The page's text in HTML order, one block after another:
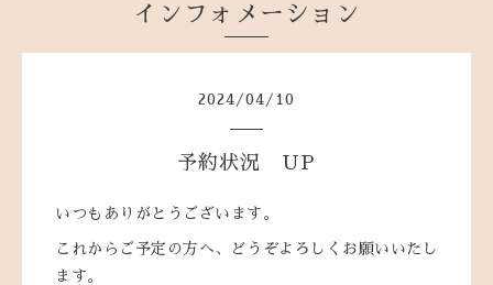
インフォメーション
2024 /04 / 10
予約状況 UP
いつもありがとうございます。
これからご予定の方へ、どうぞよろしくお願いいたし
ます。